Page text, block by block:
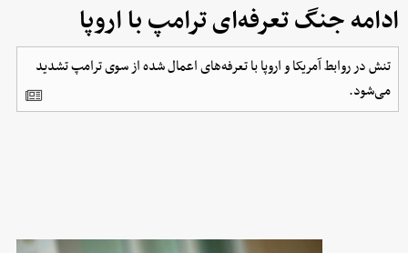
ادامه جنگ تعرفه‌ای ترامپ با اروپا
تنش در روابط آمریکا و اروپا با تعرفه‌های اعمال شده از سوی ترامپ تشدید
می‌شود.